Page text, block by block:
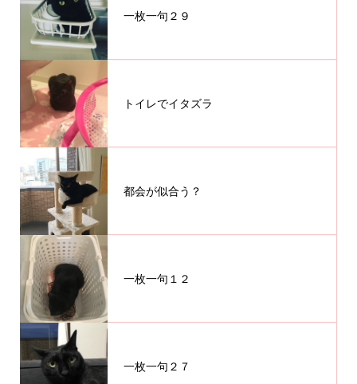
一枚一句２９
トイレでイタズラ
都会が似合う？
一枚一句１２
一枚一句２７